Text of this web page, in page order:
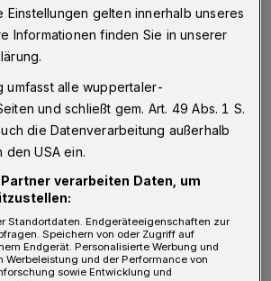
im Tal haben Helene Vogel
und Stephan
das Stück von Else
verlegt, in dem es um zwei
der Industrialisierung
Einstellungen gelten innerhalb unseres
Informationen finden Sie in unserer
umfasst alle wuppertaler-
und schließt gem. Art. 49 Abs. 1 S.
die Datenverarbeitung außerhalb
den USA ein.
verarbeiten Daten, um
Standortdaten. Endgeräteeigenschaften zur
Speichern von oder Zugriff auf
Endgerät. Personalisierte Werbung und
Werbeleistung und der Performance von
sowie Entwicklung und